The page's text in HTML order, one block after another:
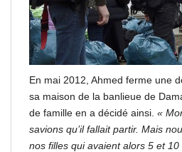
En mai 2012, Ahmed ferme une
sa maison de la banlieue de
de famille en a décidé ainsi. «
savions qu’il fallait partir. Mais
nos filles qui avaient alors 5 et